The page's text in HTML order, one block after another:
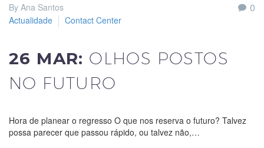
0
By Ana Santos
Actualidade
Contact Center
26 MAR: OLHOS POSTOS
NO FUTURO
Hora de planear o regresso O que nos reserva o futuro? Talvez
possa parecer que passou rápido, ou talvez não,…